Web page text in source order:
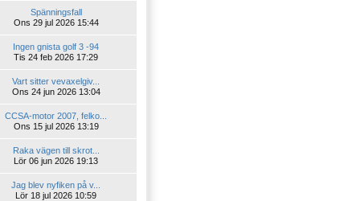
Spänningsfall
Ons 29 jul 2026 15:44
Ingen gnista golf 3 -94
Tis 24 feb 2026 17:29
Vart sitter vevaxelgiv...
Ons 24 jun 2026 13:04
CCSA-motor 2007, felko...
Ons 15 jul 2026 13:19
Raka vägen till skrot...
Lör 06 jun 2026 19:13
Jag blev nyfiken på v...
Lör 18 jul 2026 10:59